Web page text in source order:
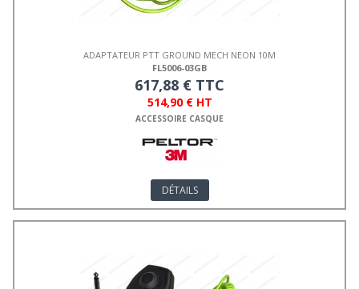
ADAPTATEUR PTT GROUND MECH NEON 10M
FL5006-03GB
617,88 € TTC
514,90 € HT
ACCESSOIRE CASQUE
DÉTAILS